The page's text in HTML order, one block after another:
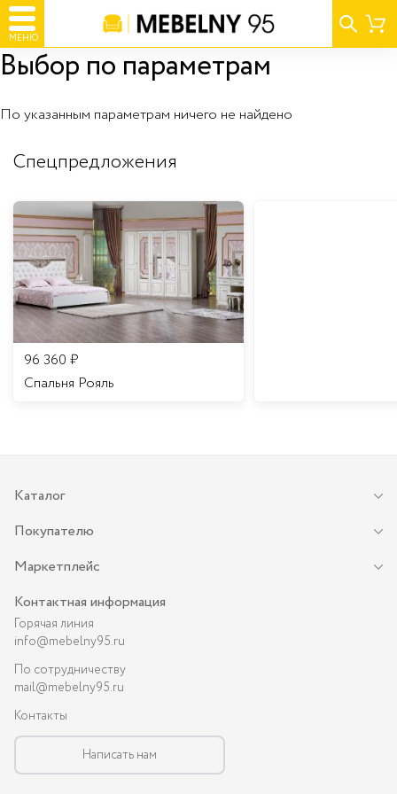
МЕНЮ
Выбор по параметрам
По указанным параметрам ничего не найдено
Спецпредложения
96 360 ₽
Спальня Рояль
Каталог
Покупателю
Маркетплейс
Контактная информация
Горячая линия
info@mebelny95.ru
По сотрудничеству
mail@mebelny95.ru
Контакты
Написать нам